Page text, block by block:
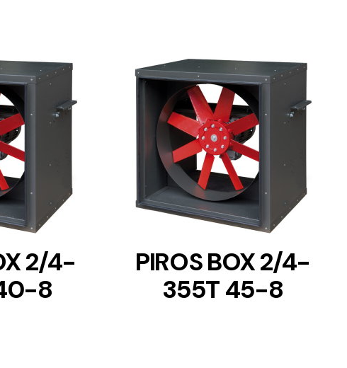
2/4-
8
DETAILS
PIROS BOX 2/4-
355T 45-8